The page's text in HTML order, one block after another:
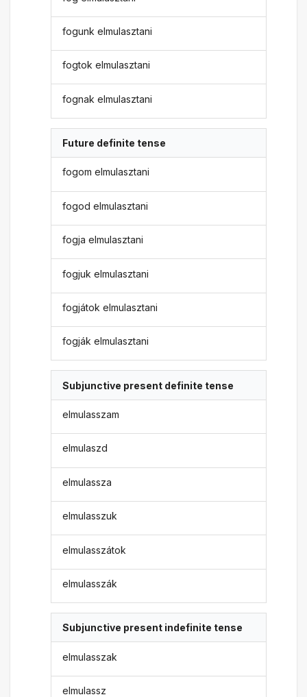
fogunk elmulasztani
fogtok elmulasztani
fognak elmulasztani
Future definite tense
fogom elmulasztani
fogod elmulasztani
fogja elmulasztani
fogjuk elmulasztani
fogjátok elmulasztani
fogják elmulasztani
Subjunctive present definite tense
elmulasszam
elmulaszd
elmulassza
elmulasszuk
elmulasszátok
elmulasszák
Subjunctive present indefinite tense
elmulasszak
elmulassz